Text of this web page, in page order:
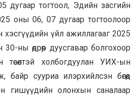
дугаар тогтоол, Эдийн засгийн
оны 06, 07 дугаар тогтоолоор
үйл ажиллагааг 2025
ны өдрөөр дуусгавар болгохоор
төсөлтэй холбогдуулан УИХ-ын
байр сууриа илэрхийлсэн бөгөөд
гишүүдийн олонхын саналаар